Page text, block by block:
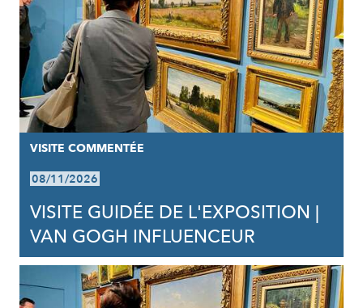
VISITE COMMENTÉE
08/11/2026
VISITE GUIDÉE DE L'EXPOSITION |
VAN GOGH INFLUENCEUR